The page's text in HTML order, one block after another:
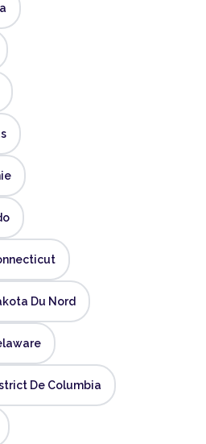
Du Nord
De Columbia